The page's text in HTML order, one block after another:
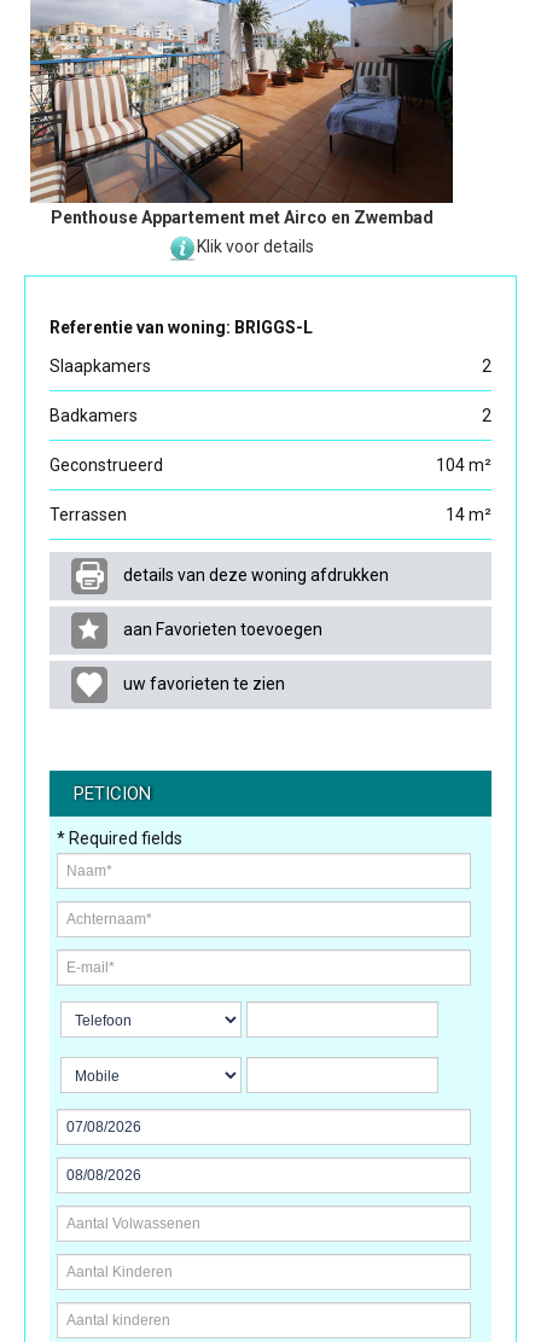
Penthouse Appartement met Airco en Zwembad
Klik voor details
Referentie van woning: BRIGGS-L
Slaapkamers
2
Badkamers 2
Geconstrueerd 104 m²
Terrassen 14 m²
details van deze woning afdrukken
aan Favorieten toevoegen
uw favorieten te zien
PETICION
* Required fields